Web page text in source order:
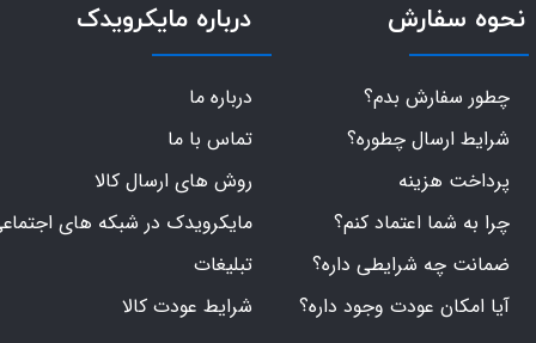
نحوه سفارش
چطور سفارش بدم؟
شرایط ارسال چطوره؟
پرداخت هزینه
چرا به شما اعتماد کنم؟
ضمانت چه شرایطی داره؟
آیا امکان عودت وجود داره؟
درباره مایکرویدک
درباره ما
تماس با ما
روش های ارسال کالا
مایکرویدک در شبکه های
تبلیغات
شرایط عودت کالا